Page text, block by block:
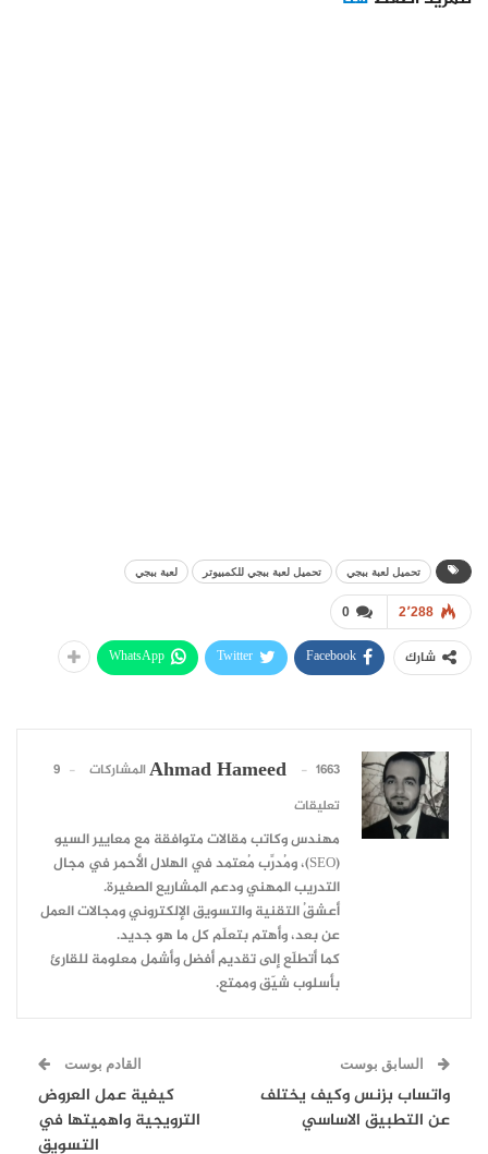
تحميل لعبة ببجي تحميل لعبة ببجي للكمبيوتر لعبة ببجي
0 2٬288
شارك Facebook
Twitter
WhatsApp
Ahmad Hameed 1663 المشاركات
9
تعليقات
مهندس وكاتب مقالات متوافقة مع معايير السيو
(SEO)، ومُدرِّب مُعتمد في الهلال الأحمر في مجال
التدريب المهني ودعم المشاريع الصغيرة.
أعشقُ التقنية والتسويق الإلكتروني ومجالات العمل
عن بعد، وأهتم بتعلّم كل ما هو جديد.
كما أتطلّع إلى تقديم أفضل وأشمل معلومة للقارئ
بأسلوب شيّق وممتع.
السابق بوست
واتساب بزنس وكيف يختلف
عن التطبيق الاساسي
القادم بوست
كيفية عمل العروض
الترويجية واهميتها في
التسويق